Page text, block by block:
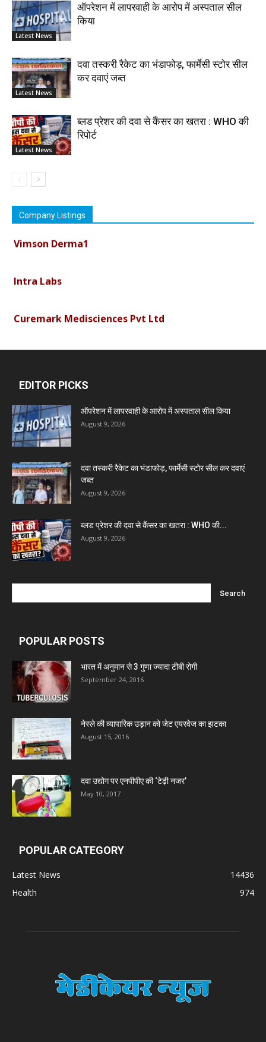
Latest News
ऑपरेशन में लापरवाही के आरोप में अस्पताल सील
किया
Latest News
दवा तस्करी रैकेट का भंडाफोड़, फार्मेसी स्टोर सील
कर दवाएं जब्त
Latest News
ब्लड प्रेशर की दवा से कैंसर का खतरा : WHO की
रिपोर्ट
Company Listings
Vimson Derma1
Intra Labs
Curemark Medisciences Pvt Ltd
Biolife Technologies
Dava India
Invision Pharma Limited
Ben Pharmaceuticals
Marxx Pharma
Mcneil & Argus Pharmaceuticals Limited
Admac Group Companies
Deep Shree Pharmaceuticals
Zumentes Healthcare
Digital Vision
Carewell Ayurveda
Dr. Madhukar Pharmaceuticals (P) Ltd
EDITOR PICKS
ऑपरेशन में लापरवाही के आरोप में अस्पताल सील किया
August 9, 2026
दवा तस्करी रैकेट का भंडाफोड़, फार्मेसी स्टोर सील कर दवाएं
जब्त
August 9, 2026
ब्लड प्रेशर की दवा से कैंसर का खतरा : WHO की...
August 9, 2026
POPULAR POSTS
भारत में अनुमान से 3 गुणा ज्यादा टीबी रोगी
September 24, 2016
नेस्ले की व्यापारिक उड़ान को जेट एयरवेज का झटका
August 15, 2016
दवा उद्योग पर एनपीपीए की ‘टेढ़ी नजर’
May 10, 2017
POPULAR CATEGORY
Latest News
14436
Health
974